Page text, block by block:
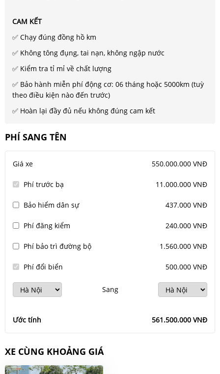
CAM KẾT
✅ Chạy đúng đồng hồ km
✅ Không tông đụng, tai nạn, không ngập nước
✅ Kiểm tra tỉ mỉ về chất lượng
✅ Bảo hành miễn phí động cơ: 06 tháng hoặc 5000km (tuỳ
theo điều kiện nào đến trước)
✅ Hoàn lại đầy đủ nếu không đúng cam kết
PHÍ SANG TÊN
Giá xe 550.000.000 VNĐ
Phí trước bạ 11.000.000 VNĐ
Bảo hiểm dân sự 437.000 VNĐ
Phí đăng kiểm 240.000 VNĐ
Phí bảo trì đường bộ 1.560.000 VNĐ
Phí đổi biển 500.000 VNĐ
Sang
Ước tính 561.500.000 VNĐ
XE CÙNG KHOẢNG GIÁ